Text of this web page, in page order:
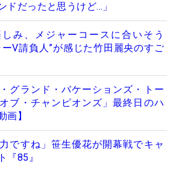
ドだったと思うけど…」
しみ、メジャーコースに合いそう
ーV請負人”が感じた竹田麗央のすご
・グランド・バケーションズ・トー
ブ・チャンピオンズ」最終日のハ
画】
力ですね」笹生優花が開幕戦でキャ
『85』